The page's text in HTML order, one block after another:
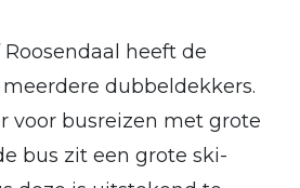
heeft de
dubbeldekkers.
voor busreizen met grote
bus zit een grote ski-